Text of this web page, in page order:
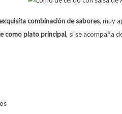
combinación de sabores, muy
como plato principal, si se acompaña